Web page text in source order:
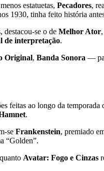
estatuetas, Pecadores,
1930, tinha feito história
destacou-se o de Melhor Ator
de interpretação.
Original, Banda Sonora —
feitas ao longo da temporada
.
se Frankenstein, premiado
“Golden”.
Avatar: Fogo e Cinzas